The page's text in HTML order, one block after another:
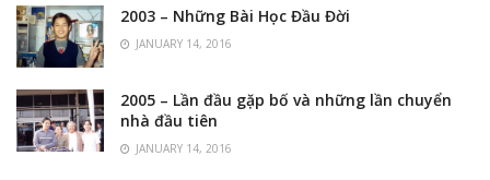
2003 – Những Bài Học Đầu Đời
JANUARY 14, 2016
2005 – Lần đầu gặp bố và những lần chuyển
nhà đầu tiên
JANUARY 14, 2016